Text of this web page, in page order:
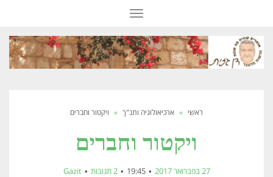
תפריט
ראשי » ארכיאולוגיה ותנ"ך » ויקטור וחברים
ויקטור וחברים
27 בפברואר 2017 19:45 2 תגובות Gazit